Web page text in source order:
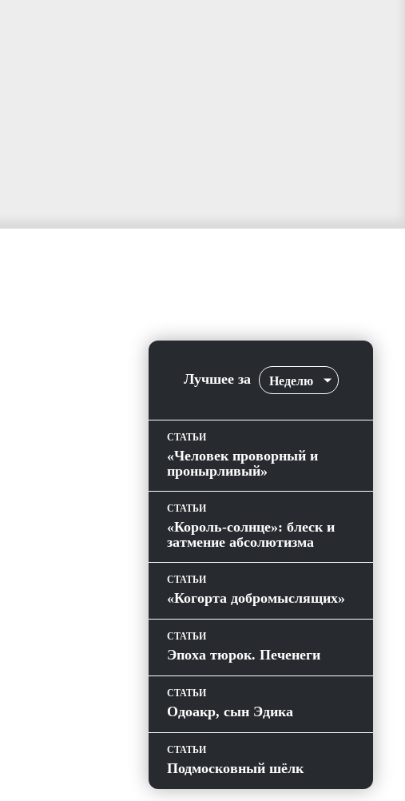
Лучшее за Неделю
СТАТЬИ
«Человек проворный и
пронырливый»
СТАТЬИ
«Король-солнце»: блеск и
затмение абсолютизма
СТАТЬИ
«Когорта добромыслящих»
СТАТЬИ
Эпоха тюрок. Печенеги
СТАТЬИ
Одоакр, сын Эдика
СТАТЬИ
Подмосковный шёлк